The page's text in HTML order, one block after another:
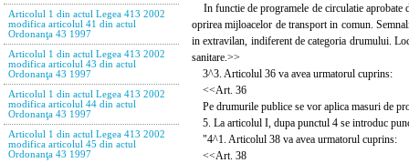
Articolul 1 din actul Legea 413 2002
modifica articolul 41 din actul
Ordonanţa 43 1997
Articolul 1 din actul Legea 413 2002
modifica articolul 43 din actul
Ordonanţa 43 1997
Articolul 1 din actul Legea 413 2002
modifica articolul 44 din actul
Ordonanţa 43 1997
Articolul 1 din actul Legea 413 2002
modifica articolul 45 din actul
Ordonanţa 43 1997
In functie de programele de circulatie aprobate
oprirea mijloacelor de transport in comun.
in extravilan, indiferent de categoria drumului.
sanitare.>>
3^3. Articolul 36 va avea urmatorul cuprins:
<<Art. 36
Pe drumurile publice se vor aplica masuri de
5. La articolul I, dupa punctul 4 se introduc
"4^1. Articolul 38 va avea urmatorul cuprins:
<<Art. 38